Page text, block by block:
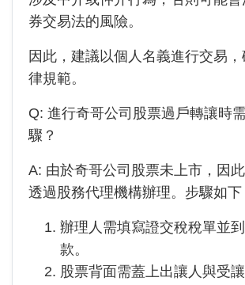
券交易法的風險。
因此，建議以個人名義進行交易
律規範。
Q: 進行奇哥公司 股票過戶轉讓時
驟？
A: 由於奇哥公司 股票未上市，因
透過股務代理機構辦理。步驟如下
辦理人需填寫證交稅稅單並
款。
股票背面需蓋上出讓人與受